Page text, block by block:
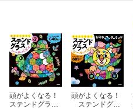
頭がよくなる！
ステンドグラス
頭がよくなる！
ステンドグラ